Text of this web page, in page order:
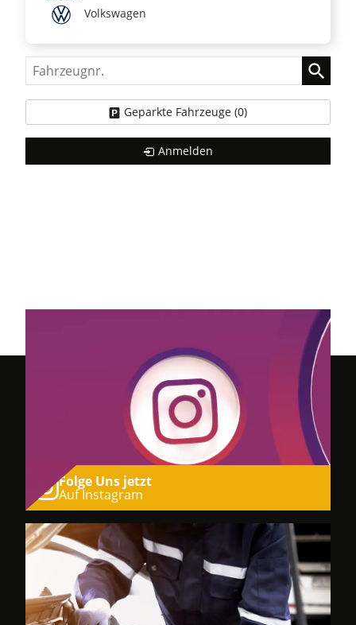
Volkswagen
Fahrzeugnr.
Geparkte Fahrzeuge (0)
Anmelden
Folge Uns jetzt
Auf Instagram